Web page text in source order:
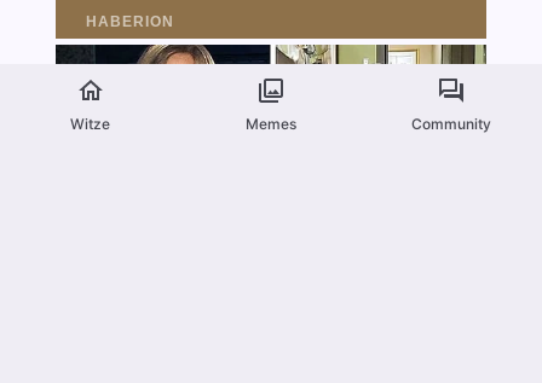
Witze Memes Community